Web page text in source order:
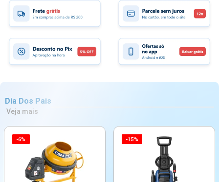
Dia Dos Pais
Veja mais
-6% -15%